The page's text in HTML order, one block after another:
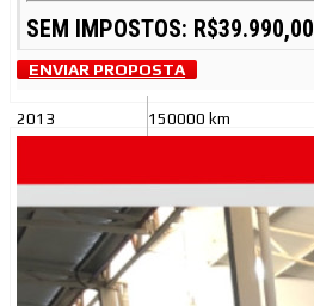
SEM IMPOSTOS: R$39.990,00
ENVIAR PROPOSTA
2013 150000 km